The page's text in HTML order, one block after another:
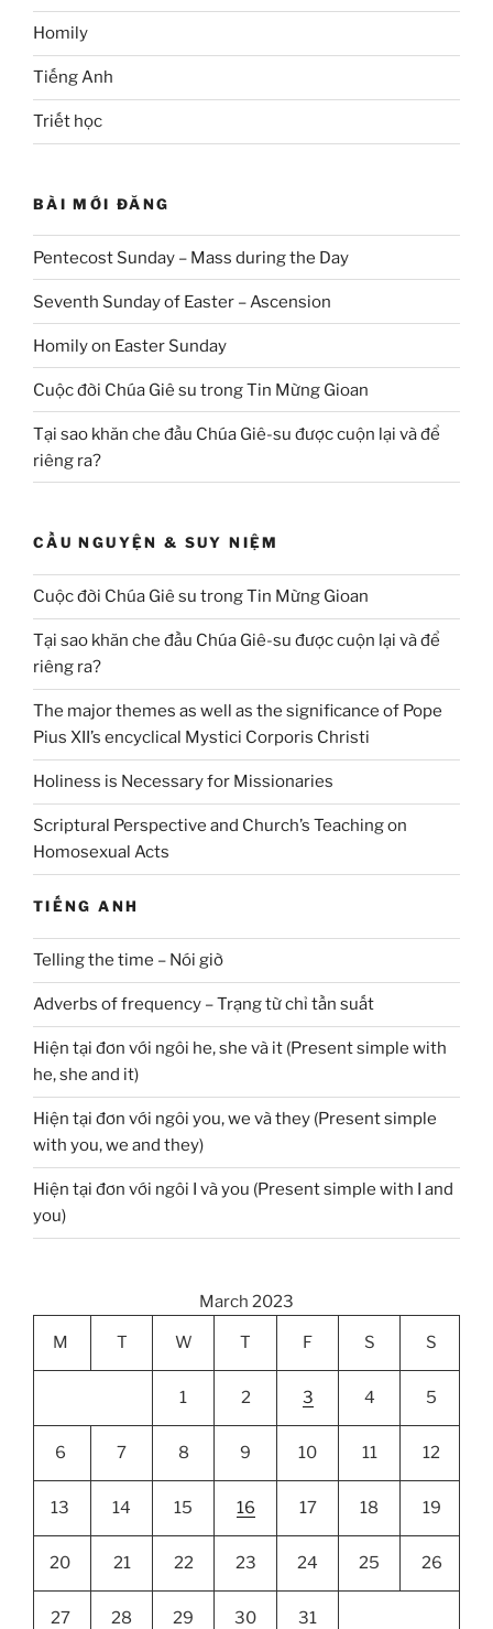
Homily
Tiếng Anh
Triết học
BÀI MỚI ĐĂNG
Pentecost Sunday – Mass during the Day
Seventh Sunday of Easter – Ascension
Homily on Easter Sunday
Cuộc đời Chúa Giê su trong Tin Mừng Gioan
Tại sao khăn che đầu Chúa Giê-su được cuộn lại và để
riêng ra?
CẦU NGUYỆN & SUY NIỆM
Cuộc đời Chúa Giê su trong Tin Mừng Gioan
Tại sao khăn che đầu Chúa Giê-su được cuộn lại và để
riêng ra?
The major themes as well as the significance of Pope
Pius XII’s encyclical Mystici Corporis Christi
Holiness is Necessary for Missionaries
Scriptural Perspective and Church’s Teaching on
Homosexual Acts
TIẾNG ANH
Telling the time – Nói giờ
Adverbs of frequency – Trạng từ chỉ tần suất
Hiện tại đơn với ngôi he, she và it (Present simple with
he, she and it)
Hiện tại đơn với ngôi you, we và they (Present simple
with you, we and they)
Hiện tại đơn với ngôi I và you (Present simple with I and
you)
March 2023
M T W T F S S
1 2 3 4 5
6 7 8 9 10 11 12
13 14 15 16 17 18 19
20 21 22 23 24 25 26
27 28 29 30 31